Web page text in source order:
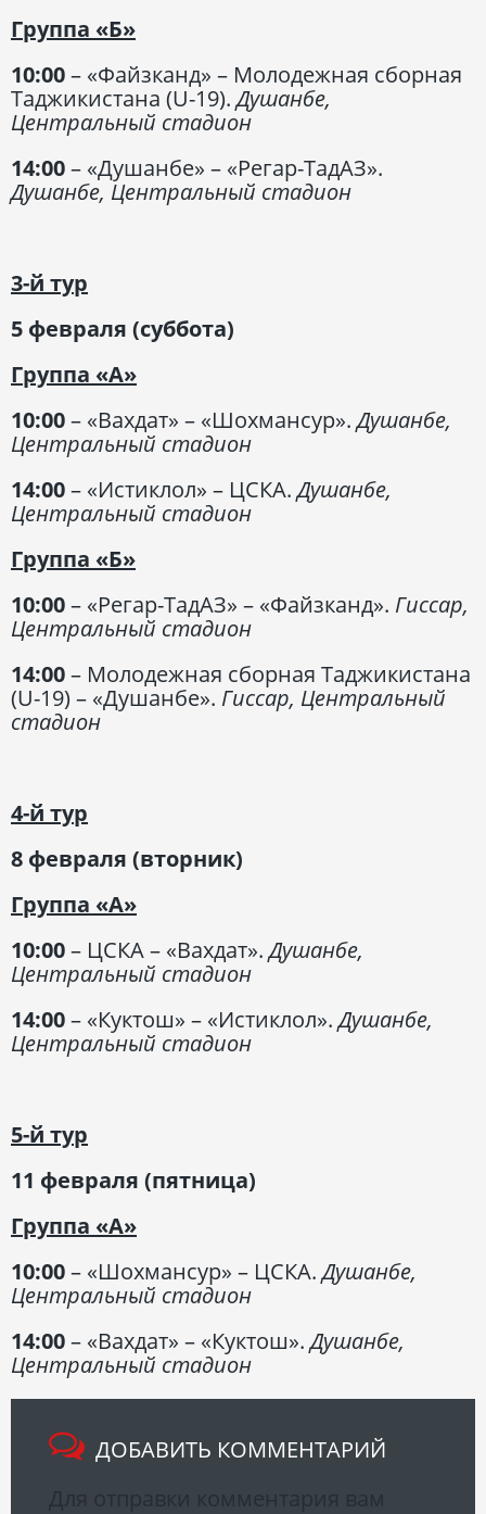
Группа «Б»
10:00– «Файзканд» – Молодежная сборная
Таджикистана (U-19).Душанбе,
Центральный стадион
14:00– «Душанбе» – «Регар-ТадАЗ».
Душанбе, Центральный стадион
3-й тур
5 февраля (суббота)
Группа «А»
10:00– «Вахдат» – «Шохмансур».Душанбе,
Центральный стадион
14:00– «Истиклол» – ЦСКА.Душанбе,
Центральный стадион
Группа «Б»
10:00– «Регар-ТадАЗ» – «Файзканд». Гиссар,
Центральный стадион
14:00– Молодежная сборная Таджикистана
(U-19) – «Душанбе». Гиссар, Центральный
стадион
4-й тур
8 февраля (вторник)
Группа «А»
10:00– ЦСКА – «Вахдат».Душанбе,
Центральный стадион
14:00– «Куктош» – «Истиклол».Душанбе,
Центральный стадион
5-й тур
11 февраля (пятница)
Группа «А»
10:00– «Шохмансур» – ЦСКА.Душанбе,
Центральный стадион
14:00– «Вахдат» – «Куктош».Душанбе,
Центральный стадион
ДОБАВИТЬ КОММЕНТАРИЙ